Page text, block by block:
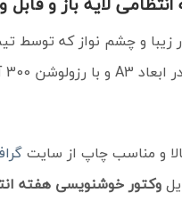
لایه باز و قابل
زیبا و چشم نواز که توسط
در ابعاد A3 و با رزولوشن 300 آماده شده است
و مناسب چاپ از سایت
وکتور خوشنویسی هفته